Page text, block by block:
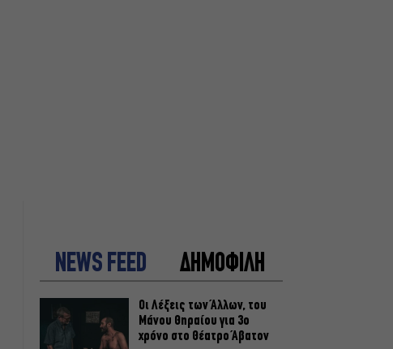
NEWS FEED ΔΗΜΟΦΙΛΗ
Οι Λέξεις των Άλλων, του
Μάνου Θηραίου για 3ο
χρόνο στο Θέατρο Άβατον